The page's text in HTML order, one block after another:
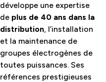
développe une expertise
de plus de 40 ans dans la
distribution, l’installation
et la maintenance de
groupes électrogènes de
toutes puissances. Ses
références prestigieuses